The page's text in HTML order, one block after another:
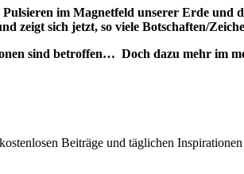
im Magnetfeld unserer Erde und
zeigt sich jetzt, so viele Botschaften/
sind betroffen… Doch dazu mehr im
Beiträge und täglichen